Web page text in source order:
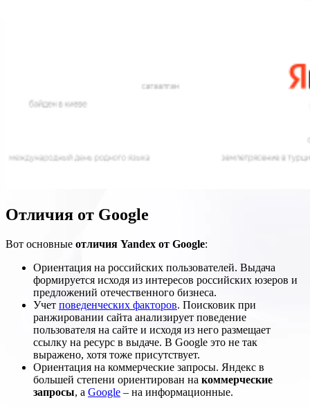
Отличия от Google
Вот основные отличия Yandex от Google:
Ориентация на российских пользователей. Выдача
формируется исходя из интересов российских юзеров и
предложений отечественного бизнеса.
Учет поведенческих факторов. Поисковик при
ранжировании сайта анализирует поведение
пользователя на сайте и исходя из него размещает
ссылку на ресурс в выдаче. В Google это не так
выражено, хотя тоже присутствует.
Ориентация на коммерческие запросы. Яндекс в
большей степени ориентирован на коммерческие
запросы, а Google – на информационные.